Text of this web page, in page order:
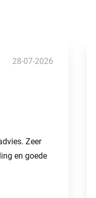
28-07-2026
Zeer
en goede